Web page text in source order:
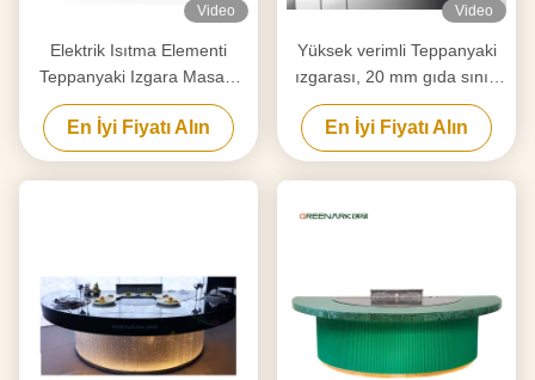
Video
Elektrik Isıtma Elementi
Teppanyaki Izgara Masası
Temizleme İhtiyaçlarınıza
göre Özel
En İyi Fiyatı Alın
Video
Yüksek verimli Teppanyaki
ızgarası, 20 mm gıda sınıfı
alaşımlı çelik tezgahı ve akıllı
ısıtma
En İyi Fiyatı Alın